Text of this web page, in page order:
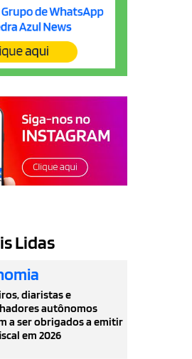
Lidas
diaristas e
autônomos
a ser obrigados a emitir
em 2026